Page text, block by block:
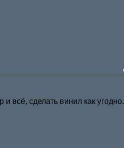
всё, сделать винил как угодно.